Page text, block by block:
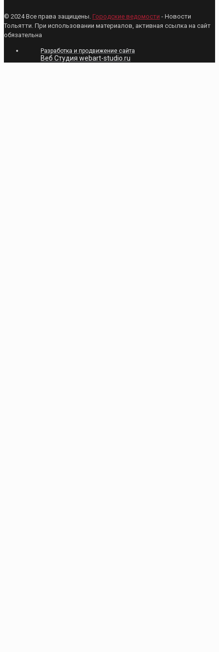
© 2024 Все права защищены. Городские ведомости - Новости
Тольятти. При использовании материалов, активная ссылка на сайт
обязательна
Разработка и продвижение сайта
Веб Студия webart-studio.ru